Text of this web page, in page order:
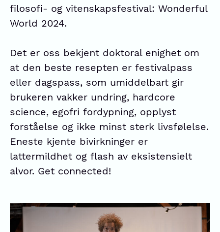
filosofi- og vitenskapsfestival: Wonderful
World 2024.
Det er oss bekjent doktoral enighet om
at den beste resepten er festivalpass
eller dagspass, som umiddelbart gir
brukeren vakker undring, hardcore
science, egofri fordypning, opplyst
forståelse og ikke minst sterk livsfølelse.
Eneste kjente bivirkninger er
lattermildhet og flash av eksistensielt
alvor. Get connected!